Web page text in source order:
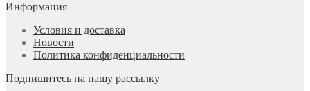
Информация
Условия и доставка
Новости
Политика конфиденциальности
Подпишитесь на нашу рассылку